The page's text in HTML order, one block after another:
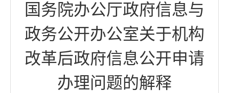
国务院办公厅政府信息与
政务公开办公室关于机构
改革后政府信息公开申请
办理问题的解释